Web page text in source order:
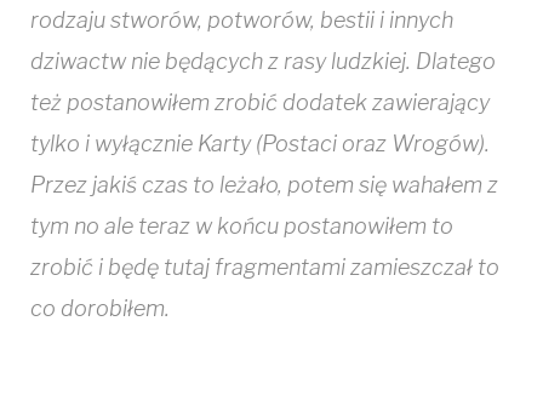
rodzaju stworów, potworów, bestii i innych
dziwactw nie będących z rasy ludzkiej. Dlatego
też postanowiłem zrobić dodatek zawierający
tylko i wyłącznie Karty (Postaci oraz Wrogów).
Przez jakiś czas to leżało, potem się wahałem z
tym no ale teraz w końcu postanowiłem to
zrobić i będę tutaj fragmentami zamieszczał to
co dorobiłem.